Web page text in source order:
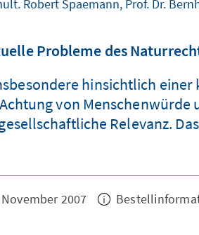
Robert Spaemann, Prof. Dr.
Probleme des
hinsichtlich
von Menschenwürde
Relevanz.
2007